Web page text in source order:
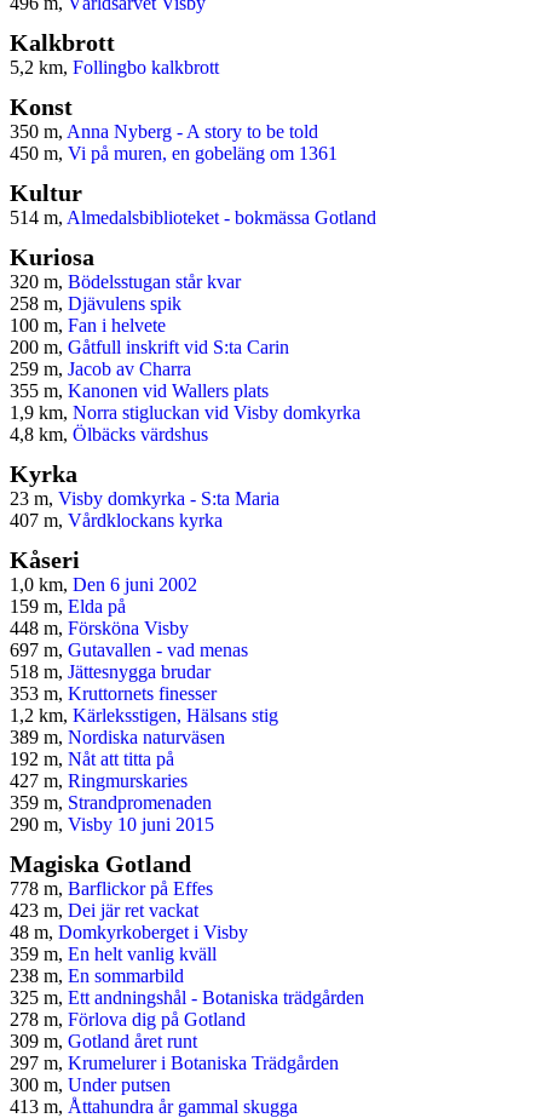
Kalkbrott
5,2 km, Follingbo kalkbrott
Konst
350 m, Anna Nyberg - A story to be told
450 m, Vi på muren, en gobeläng om 1361
Kultur
514 m, Almedalsbiblioteket - bokmässa Gotland
Kuriosa
320 m, Bödelsstugan står kvar
258 m, Djävulens spik
100 m, Fan i helvete
200 m, Gåtfull inskrift vid S:ta Carin
259 m, Jacob av Charra
355 m, Kanonen vid Wallers plats
1,9 km, Norra stigluckan vid Visby domkyrka
4,8 km, Ölbäcks värdshus
Kyrka
23 m, Visby domkyrka - S:ta Maria
407 m, Vårdklockans kyrka
Kåseri
1,0 km, Den 6 juni 2002
159 m, Elda på
448 m, Försköna Visby
697 m, Gutavallen - vad menas
518 m, Jättesnygga brudar
353 m, Kruttornets finesser
1,2 km, Kärleksstigen, Hälsans stig
389 m, Nordiska naturväsen
192 m, Nåt att titta på
427 m, Ringmurskaries
359 m, Strandpromenaden
290 m, Visby 10 juni 2015
Magiska Gotland
778 m, Barflickor på Effes
423 m, Dei jär ret vackat
48 m, Domkyrkoberget i Visby
359 m, En helt vanlig kväll
238 m, En sommarbild
325 m, Ett andningshål - Botaniska trädgården
278 m, Förlova dig på Gotland
309 m, Gotland året runt
297 m, Krumelurer i Botaniska Trädgården
300 m, Under putsen
413 m, Åttahundra år gammal skugga